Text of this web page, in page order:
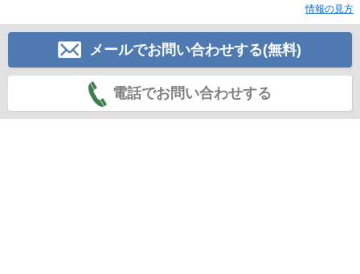
情報の見方
メールでお問い合わせする(無料)
電話でお問い合わせする